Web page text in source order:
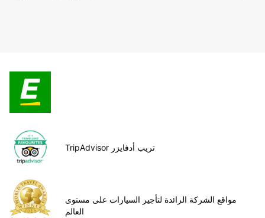
TripAdvisor تريب أدفايزر
مواقع الشركة الرائدة لتأجير السيارات على مستوى
العالم